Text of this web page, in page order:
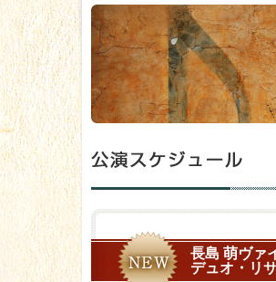
長島 萌ヴァ
デュオ・リ